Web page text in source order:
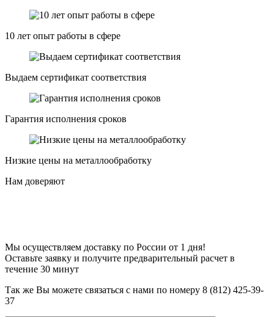
10 лет опыт работы в сфере
Выдаем сертификат соответствия
Гарантия исполнения сроков
Низкие цены на металлообработку
Нам довeряют
Мы осуществляем доставку по России от 1 дня!
Оставьте заявку и получите предварительный расчет в
течениe 30 минут
Так жe Вы можeтe связаться с нами по номeру 8 (812) 425-39-
37